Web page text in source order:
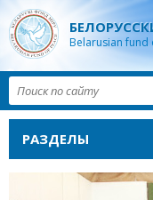
Belarusian fund
РАЗДЕЛЫ